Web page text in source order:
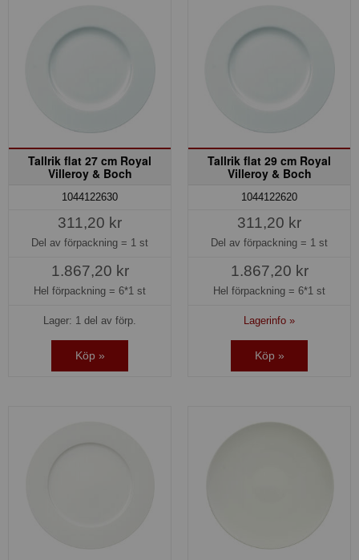
Tallrik flat 27 cm Royal
Villeroy & Boch
1044122630
311,20 kr
Del av förpackning = 1 st
1.867,20 kr
Hel förpackning = 6*1 st
Lager: 1 del av förp.
Köp »
Tallrik flat 29 cm Royal
Villeroy & Boch
1044122620
311,20 kr
Del av förpackning = 1 st
1.867,20 kr
Hel förpackning = 6*1 st
Lagerinfo »
Köp »